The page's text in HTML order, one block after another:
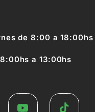
de 8:00 a 18:00hs
a 13:00hs